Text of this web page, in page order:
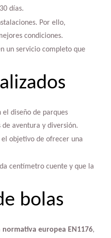
días.
Por ello,
condiciones.
un servicio completo que
diseño de parques
aventura y diversión.
objetivo de ofrecer una
centímetro cuente y que la
bolas
normativa europea EN1176,